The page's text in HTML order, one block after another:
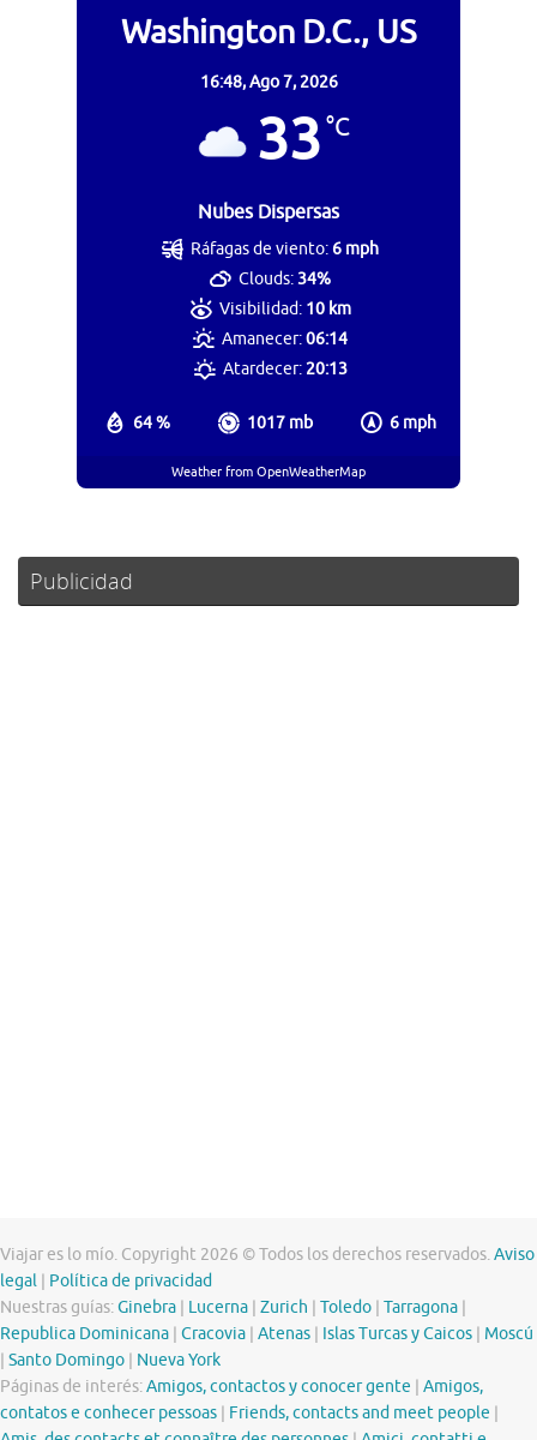
Washington D.C., US
16:48,Ago 7, 2026
33°C
Nubes Dispersas
64 % 1017 mb 6 mph
Ráfagas de viento:6 mph
Clouds:34%
Visibilidad: 10 km
Amanecer:06:14
Atardecer:20:13
Weather from OpenWeatherMap
Publicidad
Viajar es lo mío. Copyright 2026 © Todos los derechos reservados.Aviso
legal
Política de privacidad
Nuestras guías:Ginebra Lucerna Zurich Toledo Tarragona
Republica Dominicana Cracovia Atenas Islas Turcas y Caicos
Moscú
Santo Domingo
Nueva York
Páginas de interés:Amigos, contactos y conocer gente
Amigos,
contatos e conhecer pessoas
Friends, contacts and meet people